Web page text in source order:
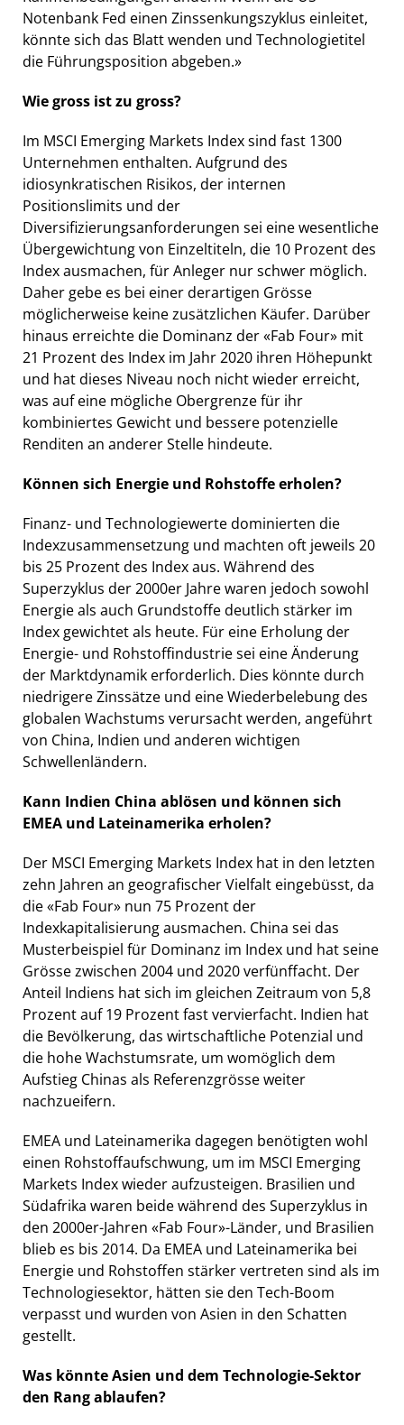
Notenbank Fed einen Zinssenkungszyklus einleitet,
könnte sich das Blatt wenden und Technologietitel
die Führungsposition abgeben.»
Wie gross ist zu gross?
Im MSCI Emerging Markets Index sind fast 1300
Unternehmen enthalten. Aufgrund des
idiosynkratischen Risikos, der internen
Positionslimits und der
Diversifizierungsanforderungen sei eine wesentliche
Übergewichtung von Einzeltiteln, die 10 Prozent des
Index ausmachen, für Anleger nur schwer möglich.
Daher gebe es bei einer derartigen Grösse
möglicherweise keine zusätzlichen Käufer. Darüber
hinaus erreichte die Dominanz der «Fab Four» mit
21 Prozent des Index im Jahr 2020 ihren Höhepunkt
und hat dieses Niveau noch nicht wieder erreicht,
was auf eine mögliche Obergrenze für ihr
kombiniertes Gewicht und bessere potenzielle
Renditen an anderer Stelle hindeute.
Können sich Energie und Rohstoffe erholen?
Finanz- und Technologiewerte dominierten die
Indexzusammensetzung und machten oft jeweils 20
bis 25 Prozent des Index aus. Während des
Superzyklus der 2000er Jahre waren jedoch sowohl
Energie als auch Grundstoffe deutlich stärker im
Index gewichtet als heute. Für eine Erholung der
Energie- und Rohstoffindustrie sei eine Änderung
der Marktdynamik erforderlich. Dies könnte durch
niedrigere Zinssätze und eine Wiederbelebung des
globalen Wachstums verursacht werden, angeführt
von China, Indien und anderen wichtigen
Schwellenländern.
Kann Indien China ablösen und können sich
EMEA und Lateinamerika erholen?
Der MSCI Emerging Markets Index hat in den letzten
zehn Jahren an geografischer Vielfalt eingebüsst, da
die «Fab Four» nun 75 Prozent der
Indexkapitalisierung ausmachen. China sei das
Musterbeispiel für Dominanz im Index und hat seine
Grösse zwischen 2004 und 2020 verfünffacht. Der
Anteil Indiens hat sich im gleichen Zeitraum von 5,8
Prozent auf 19 Prozent fast vervierfacht. Indien hat
die Bevölkerung, das wirtschaftliche Potenzial und
die hohe Wachstumsrate, um womöglich dem
Aufstieg Chinas als Referenzgrösse weiter
nachzueifern.
EMEA und Lateinamerika dagegen benötigten wohl
einen Rohstoffaufschwung, um im MSCI Emerging
Markets Index wieder aufzusteigen. Brasilien und
Südafrika waren beide während des Superzyklus in
den 2000er-Jahren «Fab Four»-Länder, und Brasilien
blieb es bis 2014. Da EMEA und Lateinamerika bei
Energie und Rohstoffen stärker vertreten sind als im
Technologiesektor, hätten sie den Tech-Boom
verpasst und wurden von Asien in den Schatten
gestellt.
Was könnte Asien und dem Technologie-Sektor
den Rang ablaufen?